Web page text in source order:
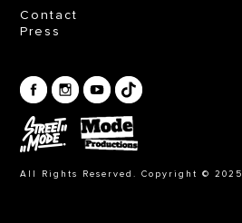
Contact
Press
All Rights Reserved. Copyright © 2025